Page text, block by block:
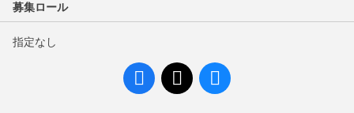
募集ロール
指定なし